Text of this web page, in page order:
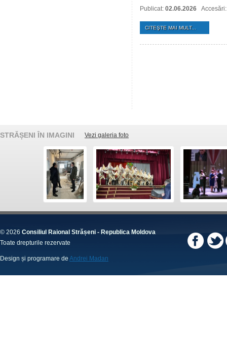
Publicat: 02.06.2026
CITEŞTE MAI MULT...
STRĂȘENI ÎN IMAGINI Vezi galeria foto
© 2026 Consiliul Raional Strășeni - Republica Moldova
Toate drepturile rezervate
Design și programare de Andrei Madan